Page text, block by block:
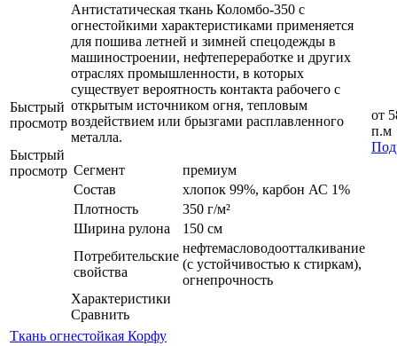
Быстрый
просмотр
Быстрый
просмотр
Антистатическая ткань Коломбо-350 с
огнестойкими характеристиками применяется
для пошива летней и зимней спецодежды в
машиностроении, нефтепереработке и других
отраслях промышленности, в которых
существует вероятность контакта рабочего с
открытым источником огня, тепловым
воздействием или брызгами расплавленного
металла.
Сегмент
премиум
Состав
хлопок 99%, карбон АС 1%
Плотность
350 г/м²
Ширина рулона
150 см
Потребительские
свойства
нефтемасловодоотталкивание
(с устойчивостью к стиркам),
огнепрочность
Характеристики
Сравнить
от
п.м
Ткань огнестойкая Корфу